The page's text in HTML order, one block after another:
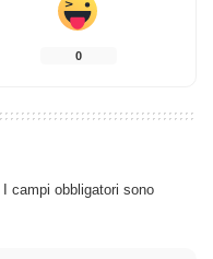
0
I campi obbligatori sono